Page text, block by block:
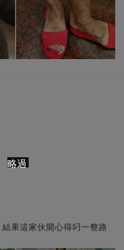
果這家伙開心得叼一整路
略過